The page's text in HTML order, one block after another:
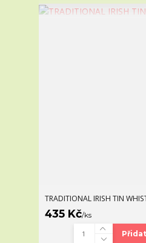
TRADITIONAL IRISH TIN
435 Kč/ks